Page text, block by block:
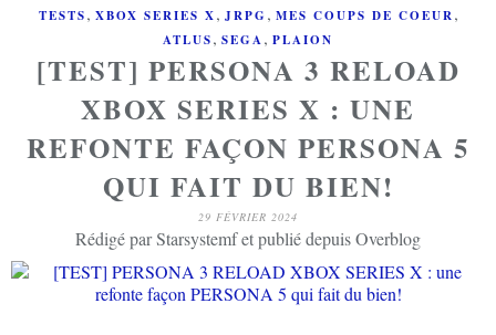
TESTS, XBOX SERIES X, JRPG , MES COUPS DE COEUR,
ATLUS, SEGA, PLAION
[TEST] PERSONA 3 RELOAD
XBOX SERIES X : UNE
REFONTE FAÇON PERSONA 5
QUI FAIT DU BIEN!
29 FÉVRIER 2024
Rédigé par Starsystemf et publié depuis Overblog